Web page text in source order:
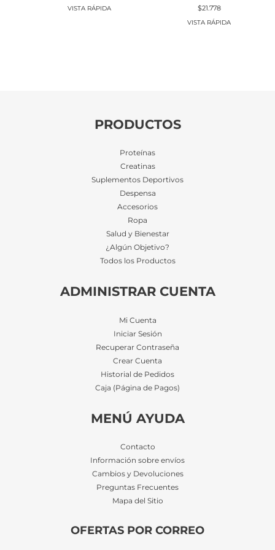
original
VISTA RÁPIDA
El
precio
original
$21.778El
precio
actual
VISTA RÁPIDA
PRODUCTOS
Proteínas
Creatinas
Suplementos Deportivos
Despensa
Accesorios
Ropa
Salud y Bienestar
¿Algún Objetivo?
Todos los Productos
ADMINISTRAR CUENTA
Mi Cuenta
Iniciar Sesión
Recuperar Contraseña
Crear Cuenta
Historial de Pedidos
Caja (Página de Pagos)
MENÚ AYUDA
Contacto
Información sobre envíos
Cambios y Devoluciones
Preguntas Frecuentes
Mapa del Sitio
OFERTAS POR CORREO